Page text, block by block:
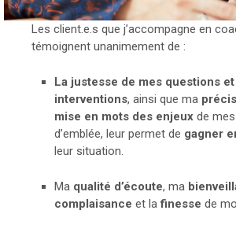
Les client.e.s que j’accompagne en
témoignent unanimement de :
La justesse de mes questions
interventions, ainsi que ma
mise en mots des enjeuxde mes
d’emblée, leur permet de gagner
leur situation.
Ma qualité d’écoute, ma
complaisance et lafinesse de